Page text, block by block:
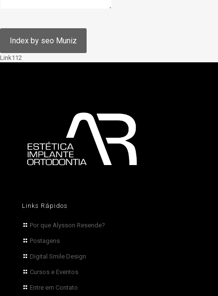
Links Rápidos
Por que Alysson Resende?
Postagens
Digital Smile Design
Cursos e Eventos
Entre em Contato
Link112